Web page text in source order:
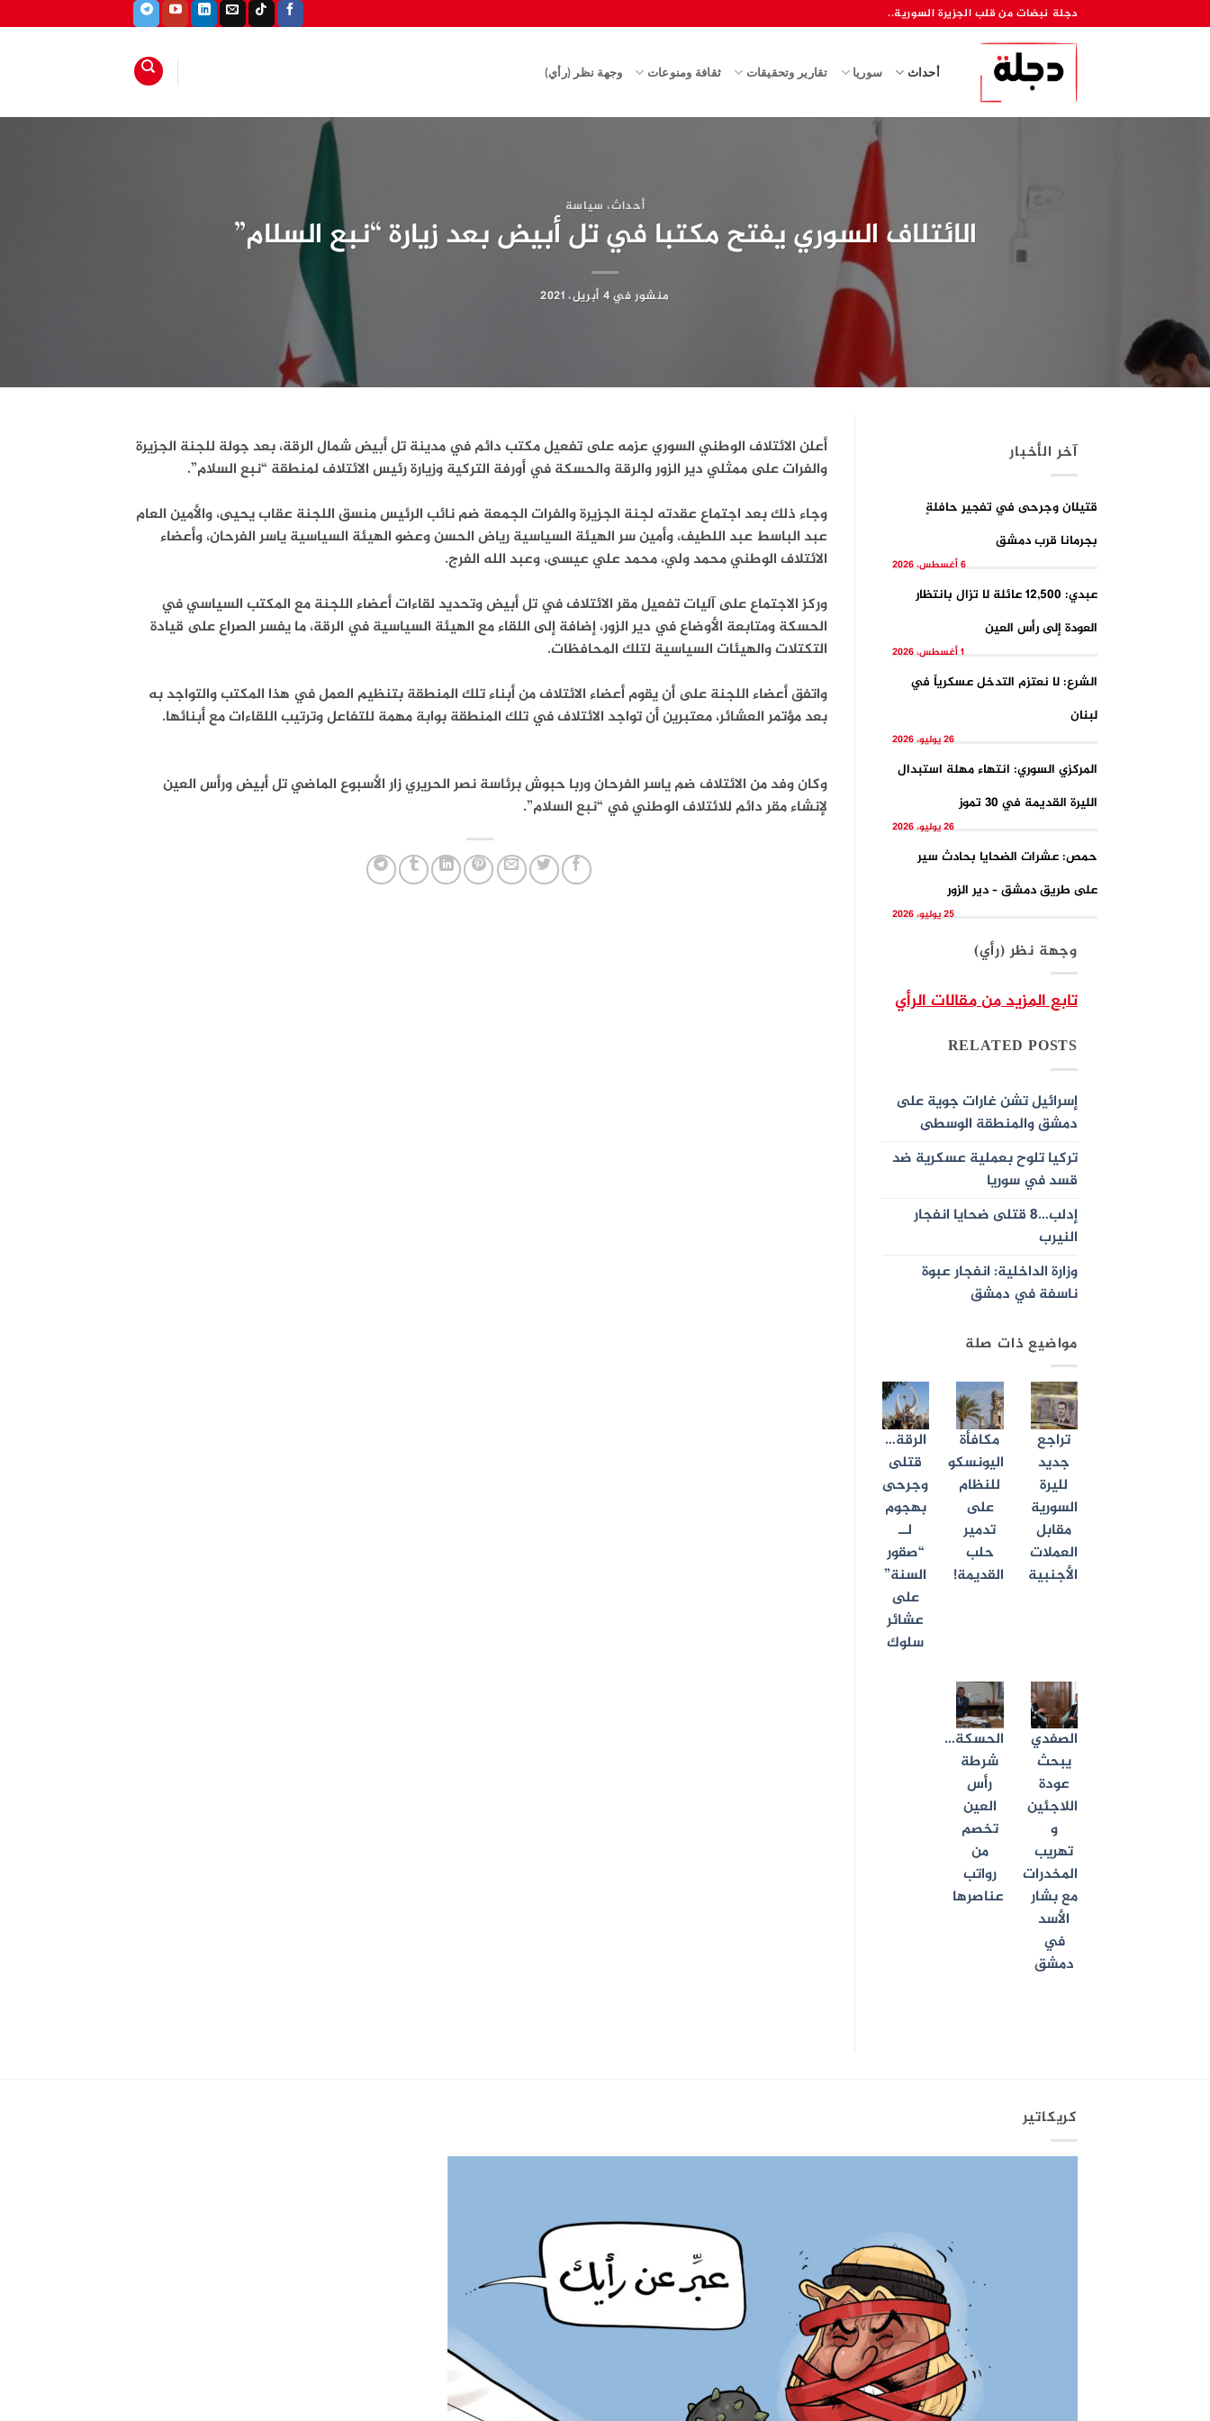
للمحتوى
دجلة نبضات من قلب الجزيرة السورية..
أحداث سوريا تقارير وتحقيقات ثقافة ومنوعات وجهة نظر (رأي)
أحداث، سياسة
الائتلاف السوري يفتح مكتبا في تل أبيض بعد زيارة “نبع السلام”
منشور في4 أبريل، 2021
آخر الأخبار
قتيلان وجرحى في تفجيرِ حافلةٍ
بجرمانا قرب دمشق
6 أغسطس، 2026
عبدي: 12,500 عائلة لا تزال بانتظار
العودة إلى رأس العين
1 أغسطس، 2026
الشرع: لا نعتزم التدخل عسكرياً في
لبنان
26 يوليو، 2026
المركزي السوري: انتهاء مهلة استبدال
الليرة القديمة في 30 تموز
26 يوليو، 2026
حمص: عشرات الضحايا بحادث سير
على طريق دمشق – دير الزور
25 يوليو، 2026
وجهة نظر (رأي)
تابع المزيد من مقالات الرأي
RELATED POSTS
إسرائيل تشن غارات جوية على
دمشق والمنطقة الوسطى
تركيا تلوح بعملية عسكرية ضد
قسد في سوريا
إدلب…8 قتلى ضحايا انفجار
النيرب
وزارة الداخلية: انفجار عبوة
ناسفة في دمشق
مواضيع ذات صلة
تراجع
جديد
لليرة
السورية
مقابل
العملات
الأجنبية
مكافأة
اليونسكو
للنظام
على
تدمير
حلب
القديمة!
الرقة…
قتلى
وجرحى
بهجوم
لــ
“صقور
السنة”
على
عشائر
سلوك
الصفدي
يبحث
عودة
اللاجئين
و
تهريب
المخدرات
مع بشار
الأسد
في
دمشق
الحسكة…
شرطة
رأس
العين
تخصم
من
رواتب
عناصرها
أعلن الائتلاف الوطني السوري عزمه على تفعيل مكتب دائم في مدينة تل أبيض شمال الرقة، بعد جولة للجنة الجزيرة
والفرات على ممثلي دير الزور والرقة والحسكة في أورفة التركية وزيارة رئيس الائتلاف لمنطقة “نبع السلام”.
وجاء ذلك بعد اجتماع عقدته لجنة الجزيرة والفرات الجمعة ضم نائب الرئيس منسق اللجنة عقاب يحيى، والأمين العام
عبد الباسط عبد اللطيف، وأمين سر الهيئة السياسية رياض الحسن وعضو الهيئة السياسية ياسر الفرحان، وأعضاء
الائتلاف الوطني محمد ولي، محمد علي عيسى، وعبد الله الفرج.
وركز الاجتماع على آليات تفعيل مقر الائتلاف في تل أبيض وتحديد لقاءات أعضاء اللجنة مع المكتب السياسي في
الحسكة ومتابعة الأوضاع في دير الزور، إضافة إلى اللقاء مع الهيئة السياسية في الرقة، ما يفسر الصراع على قيادة
التكتلات والهيئات السياسية لتلك المحافظات.
واتفق أعضاء اللجنة على أن يقوم أعضاء الائتلاف من أبناء تلك المنطقة بتنظيم العمل في هذا المكتب والتواجد به
بعد مؤتمر العشائر، معتبرين أن تواجد الائتلاف في تلك المنطقة بوابة مهمة للتفاعل وترتيب اللقاءات مع أبنائها.
وكان وفد من الائتلاف ضم ياسر الفرحان وربا حبوش برئاسة نصر الحريري زار الأسبوع الماضي تل أبيض ورأس العين
لإنشاء مقر دائم للائتلاف الوطني في “نبع السلام”.
كريكاتير